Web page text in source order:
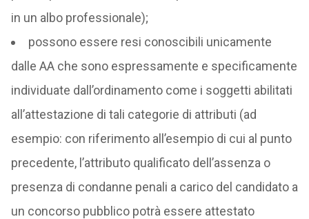
in un albo professionale);
possono essere resi conoscibili unicamente
dalle AA che sono espressamente e specificamente
individuate dall’ordinamento come i soggetti abilitati
all’attestazione di tali categorie di attributi (ad
esempio: con riferimento all’esempio di cui al punto
precedente, l’attributo qualificato dell’assenza o
presenza di condanne penali a carico del candidato a
un concorso pubblico potrà essere attestato